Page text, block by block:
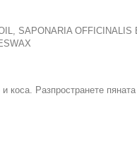
SAPONARIA
Разпространете